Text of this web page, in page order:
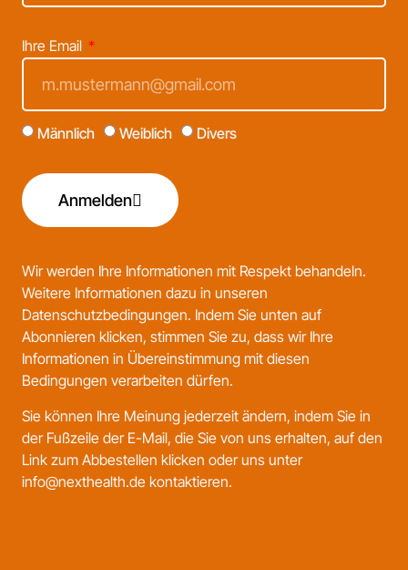
Ihre Email
Männlich Weiblich Divers
Anmelden
Wir werden Ihre Informationen mit Respekt behandeln.
Weitere Informationen dazu in unseren
Datenschutzbedingungen. Indem Sie unten auf
Abonnieren klicken, stimmen Sie zu, dass wir Ihre
Informationen in Übereinstimmung mit diesen
Bedingungen verarbeiten dürfen.
Sie können Ihre Meinung jederzeit ändern, indem Sie in
der Fußzeile der E-Mail, die Sie von uns erhalten, auf den
Link zum Abbestellen klicken oder uns unter
info@nexthealth.de kontaktieren.